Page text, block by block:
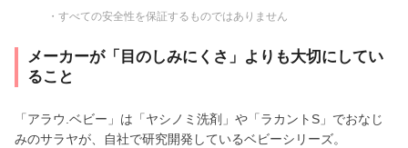
・すべての安全性を保証するものではありません
メーカーが「目のしみにくさ」よりも大切にしてい
ること
「アラウ.ベビー」は「ヤシノミ洗剤」や「ラカントS」でおなじ
みのサラヤが、自社で研究開発しているベビーシリーズ。